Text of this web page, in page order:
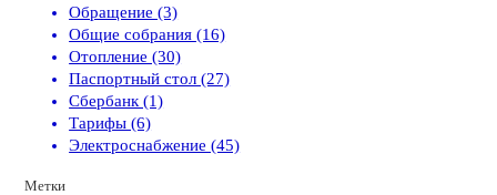
Обращение (3)
Общие собрания (16)
Отопление (30)
Паспортный стол (27)
Сбербанк (1)
Тарифы (6)
Электроснабжение (45)
Метки